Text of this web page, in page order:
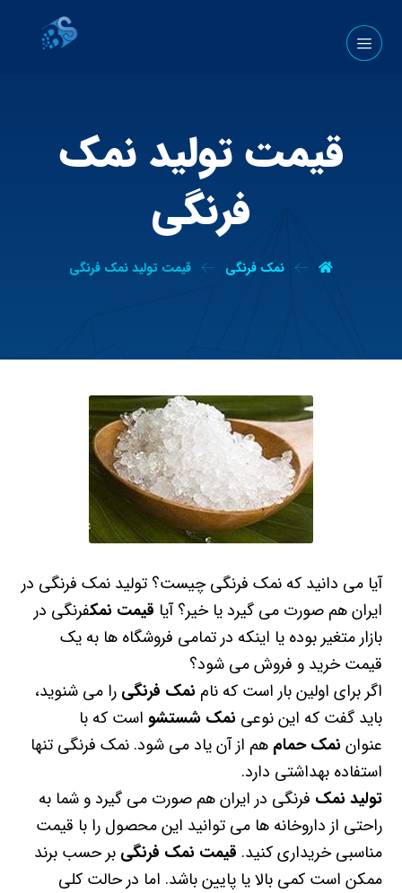
قیمت تولید نمک
فرنگی
نمک فرنگی قیمت تولید نمک فرنگی
آیا می دانید که نمک فرنگی چیست؟ تولید نمک فرنگی در
ایران هم صورت می گیرد یا خیر؟ آیا قیمت نمکفرنگی در
بازار متغیر بوده یا اینکه در تمامی فروشگاه ها به یک
قیمت خرید و فروش می شود؟
اگر برای اولین بار است که نام نمک فرنگی را می شنوید،
باید گفت که این نوعی نمک شستشو است که با
عنوان نمک حمام هم از آن یاد می شود. نمک فرنگی تنها
استفاده بهداشتی دارد.
تولید نمک فرنگی در ایران هم صورت می گیرد و شما به
راحتی از داروخانه ها می توانید این محصول را با قیمت
مناسبی خریداری کنید. قیمت نمک فرنگی بر حسب برند
ممکن است کمی بالا یا پایین باشد. اما در حالت کلی